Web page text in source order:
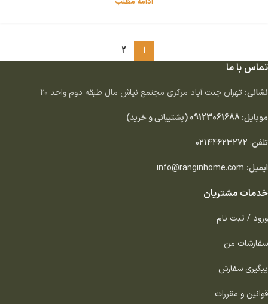
1
2
تماس با ما
نشانی: تهران جنت آباد مركزى مجتمع نياش مال طبقه دوم واحد ٢٠
موبایل:09123061688(پشتیبانی و خرید)
تلفن:
02144623272
ایمیل: info@ranginhome.com
خدمات مشتریان
ورود / ثبت نام
سفارشات من
پیگیری سفارش
قوانین و مقررات